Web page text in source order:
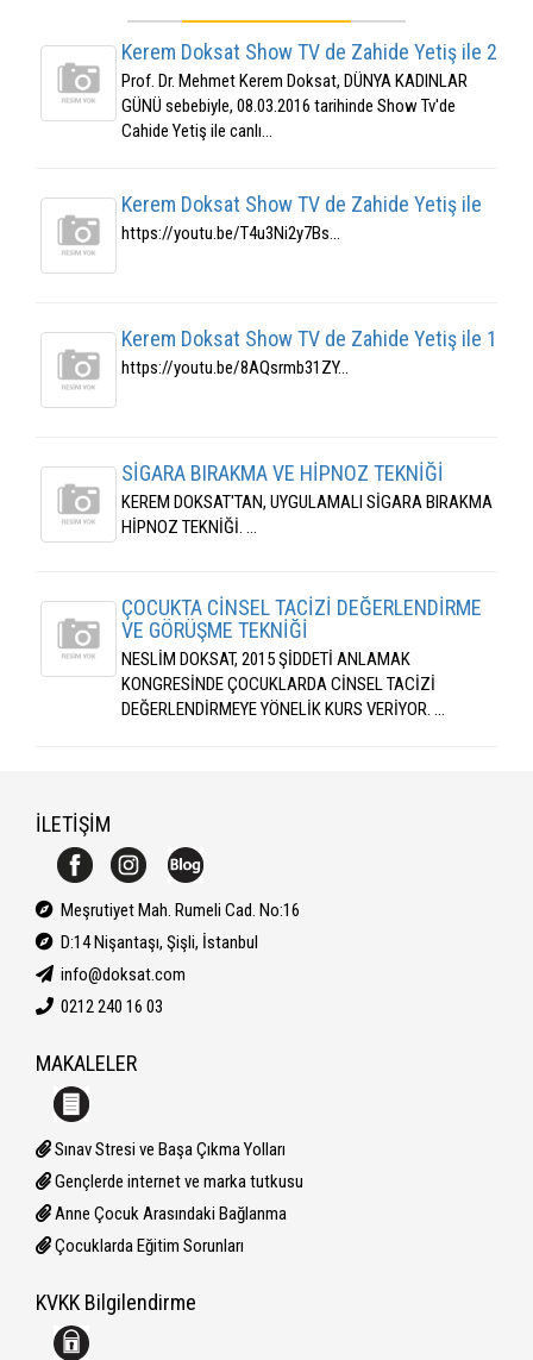
Kerem Doksat Show TV de Zahide Yetiş ile 2
Prof. Dr. Mehmet Kerem Doksat, DÜNYA KADINLAR
GÜNÜ sebebiyle, 08.03.2016 tarihinde Show Tv'de
Cahide Yetiş ile canlı...
Kerem Doksat Show TV de Zahide Yetiş ile
https://youtu.be/T4u3Ni2y7Bs...
Kerem Doksat Show TV de Zahide Yetiş ile 1
https://youtu.be/8AQsrmb31ZY...
SİGARA BIRAKMA VE HİPNOZ TEKNİĞİ
KEREM DOKSAT'TAN, UYGULAMALI SİGARA BIRAKMA
HİPNOZ TEKNİĞİ. ...
ÇOCUKTA CİNSEL TACİZİ DEĞERLENDİRME
VE GÖRÜŞME TEKNİĞİ
NESLİM DOKSAT, 2015 ŞİDDETİ ANLAMAK
KONGRESİNDE ÇOCUKLARDA CİNSEL TACİZİ
DEĞERLENDİRMEYE YÖNELİK KURS VERİYOR. ...
İLETİŞİM
Meşrutiyet Mah. Rumeli Cad. No:16
D:14 Nişantaşı, Şişli, İstanbul
info@doksat.com
0212 240 16 03
MAKALELER
Sınav Stresi ve Başa Çıkma Yolları
Gençlerde internet ve marka tutkusu
Anne Çocuk Arasındaki Bağlanma
Çocuklarda Eğitim Sorunları
KVKK Bilgilendirme